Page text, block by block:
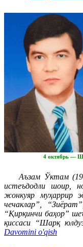
4 октябрь —
Аъзам Ўктам (1960
истеъдодли шоир,
жонкуяр муҳаррир
чечаклар”,
“Қирқинчи баҳор”
қиссаси “Шарқ
Davomini o'qish